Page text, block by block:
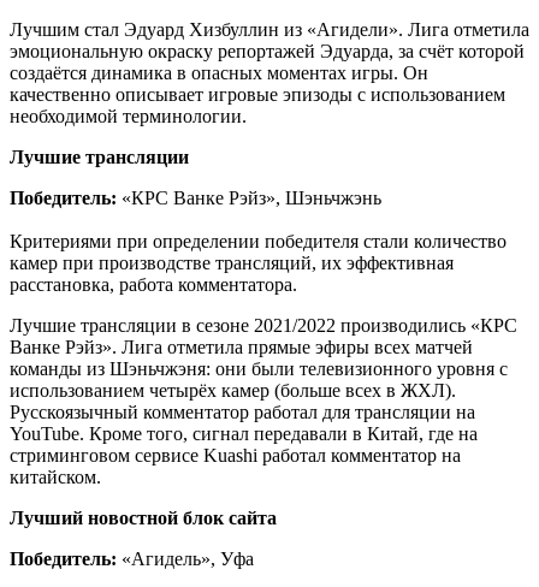
Лучшим стал Эдуард Хизбуллин из «Агидели». Лига отметила
эмоциональную окраску репортажей Эдуарда, за счёт которой
создаётся динамика в опасных моментах игры. Он
качественно описывает игровые эпизоды с использованием
необходимой терминологии.
Лучшие трансляции
Победитель: «КРС Ванке Рэйз», Шэньчжэнь
Критериями при определении победителя стали количество
камер при производстве трансляций, их эффективная
расстановка, работа комментатора.
Лучшие трансляции в сезоне 2021/2022 производились «КРС
Ванке Рэйз». Лига отметила прямые эфиры всех матчей
команды из Шэньчжэня: они были телевизионного уровня с
использованием четырёх камер (больше всех в ЖХЛ).
Русскоязычный комментатор работал для трансляции на
YouTube. Кроме того, сигнал передавали в Китай, где на
стриминговом сервисе Kuashi работал комментатор на
китайском.
Лучший новостной блок сайта
Победитель: «Агидель», Уфа